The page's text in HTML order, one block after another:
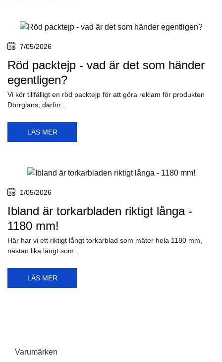
7/05/2026
Röd packtejp - vad är det som händer
egentligen?
Vi kör tillfälligt en röd packtejp för att göra reklam för produkten
Dörrglans, därför...
LÄS MER
1/05/2026
Ibland är torkarbladen riktigt långa -
1180 mm!
Här har vi ett riktigt långt torkarblad som mäter hela 1180 mm,
nästan lika långt som...
LÄS MER
Varumärken